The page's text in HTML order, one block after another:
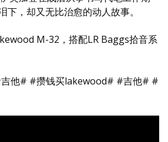
下，却又无比治愈的动人故事。
M-32，搭配LR Baggs拾音系
他# #攒钱买lakewood# #吉他# #